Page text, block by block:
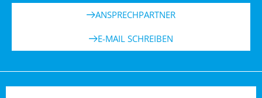
ANSPRECHPARTNER
E-MAIL SCHREIBEN